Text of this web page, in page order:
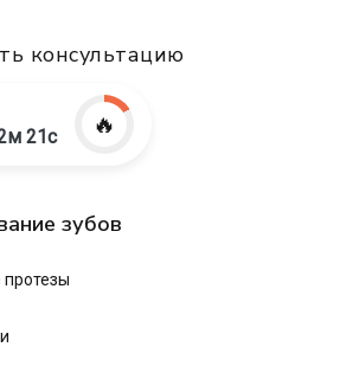
консультацию
20с 🔥
зубов